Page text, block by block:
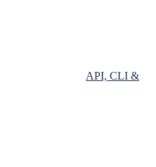
API, CLI &